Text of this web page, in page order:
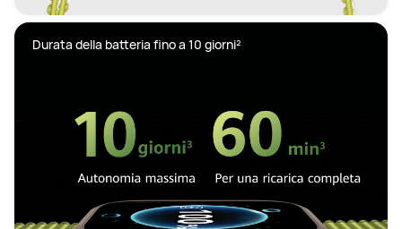
Durata della batteria fino a 10 giorni²